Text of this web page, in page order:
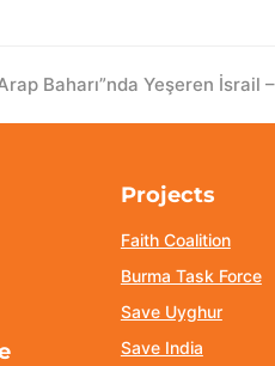
Baharı”nda Yeşeren İsrail
Projects
Faith Coalition
Burma Task Force
Save Uyghur
Save India